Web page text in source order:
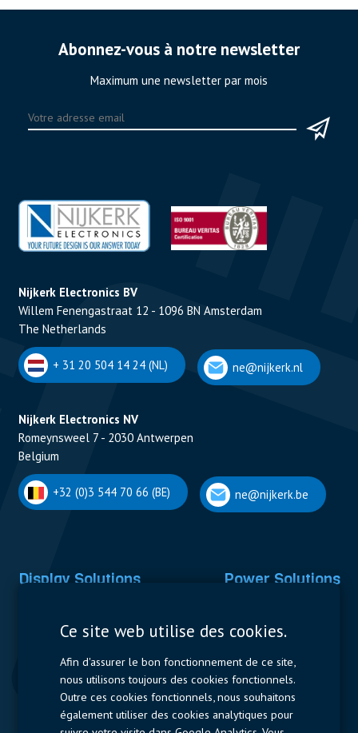
Abonnez-vous à notre newsletter
Maximum une newsletter par mois
Nijkerk Electronics BV
Willem Fenengastraat 12 - 1096 BN Amsterdam
The Netherlands
+ 31 20 504 14 24 (NL) ne@nijkerk.nl
Nijkerk Electronics NV
Romeynsweel 7 - 2030 Antwerpen
Belgium
+32 (0)3 544 70 66 (BE) ne@nijkerk.be
Display Solutions Power Solutions
Contactors & Fuses
Measurement
Resistors
Ce site web utilise des cookies.
Afin d'assurer le bon fonctionnement de ce site,
nous utilisons toujours des cookies fonctionnels.
Outre ces cookies fonctionnels, nous souhaitons
également utiliser des cookies analytiques pour